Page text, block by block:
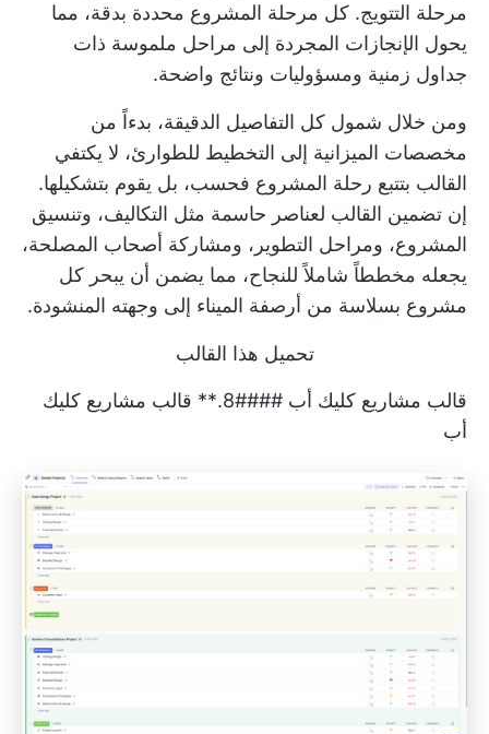
مرحلة التتويج. كل مرحلة المشروع محددة بدقة، مما
يحول الإنجازات المجردة إلى مراحل ملموسة ذات
جداول زمنية ومسؤوليات ونتائج واضحة.
ومن خلال شمول كل التفاصيل الدقيقة، بدءاً من
مخصصات الميزانية إلى التخطيط للطوارئ، لا يكتفي
القالب بتتبع رحلة المشروع فحسب، بل يقوم بتشكيلها.
إن تضمين القالب لعناصر حاسمة مثل التكاليف، وتنسيق
المشروع، ومراحل التطوير، ومشاركة أصحاب المصلحة،
يجعله مخططاً شاملاً للنجاح، مما يضمن أن يبحر كل
مشروع بسلاسة من أرصفة الميناء إلى وجهته المنشودة.
تحميل هذا القالب
قالب مشاريع كليك أب ####8.** قالب مشاريع كليك
أب